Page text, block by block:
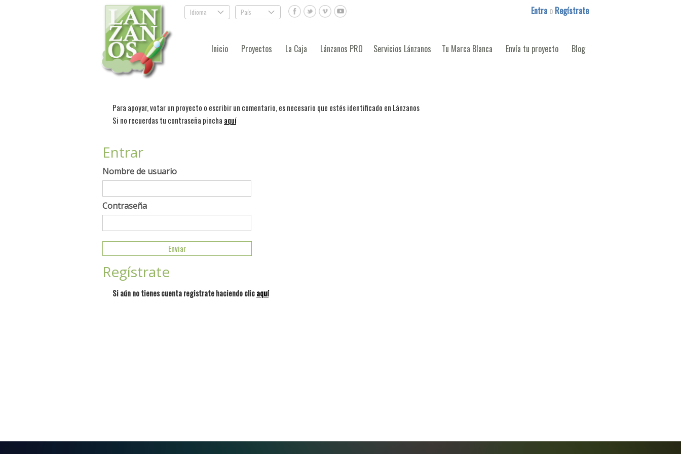
Idioma . País . Entra o Regístrate
Inicio Proyectos La Caja Lánzanos PRO Servicios Lánzanos Tu Marca Blanca Envía tu proyecto Blog
Para apoyar, votar un proyecto o escribir un comentario, es necesario que estés identificado en Lánzanos
Si no recuerdas tu contraseña pincha aquí
Entrar
Nombre de usuario
Contraseña
Regístrate
Si aún no tienes cuenta registrate haciendo clicaquí